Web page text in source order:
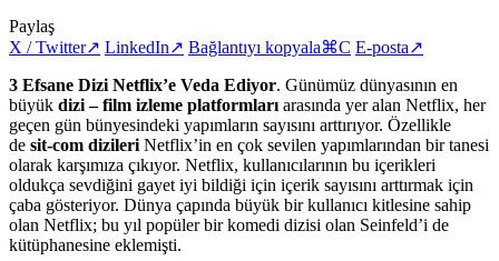
Paylaş
X / Twitter↗ LinkedIn↗ Bağlantıyı kopyala⌘C E-posta↗
3 Efsane Dizi Netflix’e Veda Ediyor. Günümüz dünyasının en
büyük dizi – film izleme platformları arasında yer alan Netflix, her
geçen gün bünyesindeki yapımların sayısını arttırıyor. Özellikle
de sit-com dizileri Netflix’in en çok sevilen yapımlarından bir tanesi
olarak karşımıza çıkıyor. Netflix, kullanıcılarının bu içerikleri
oldukça sevdiğini gayet iyi bildiği için içerik sayısını arttırmak için
çaba gösteriyor. Dünya çapında büyük bir kullanıcı kitlesine sahip
olan Netflix; bu yıl popüler bir komedi dizisi olan Seinfeld’i de
kütüphanesine eklemişti.